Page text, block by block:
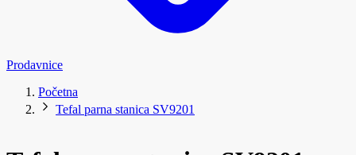
Prodavnice
Početna
Tefal parna stanica SV9201